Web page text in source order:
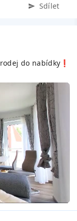
Sdílet
do nabídky❗️